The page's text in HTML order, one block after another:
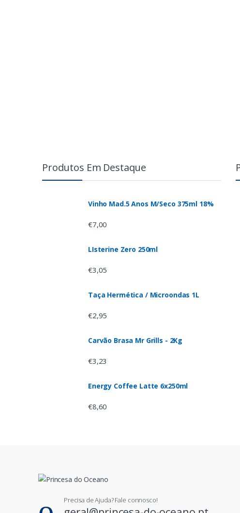
Produtos Em Destaque
Vinho Mad.5 Anos M/Seco 375ml 18%
€7,00
LIsterine Zero 250ml
€3,05
Taça Hermética / Microondas 1L
€2,95
Carvão Brasa Mr Grills - 2Kg
€3,23
Energy Coffee Latte 6x250ml
€8,60
Precisa de Ajuda? Fale connosco!